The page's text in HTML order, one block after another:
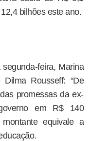
bilhões este ano.
feira, Marina
Rousseff: “De
promessas da ex-
em R$ 140
equivale a